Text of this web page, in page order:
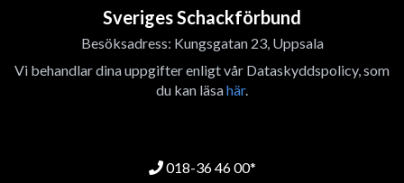
Sveriges Schackförbund
Besöksadress: Kungsgatan 23, Uppsala
Vi behandlar dina uppgifter enligt vår Dataskyddspolicy, som
du kan läsahär.
018-36 46 00*